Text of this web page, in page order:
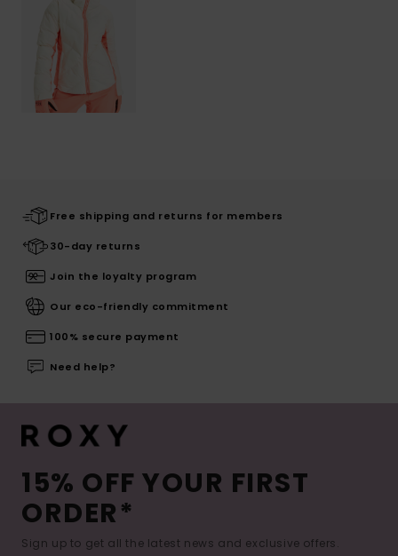
Free shipping and returns for members
30-day returns
Join the loyalty program
Our eco-friendly commitment
100% secure payment
Need help?
15% OFF YOUR FIRST
ORDER*
Sign up to get all the latest news and exclusive offers.